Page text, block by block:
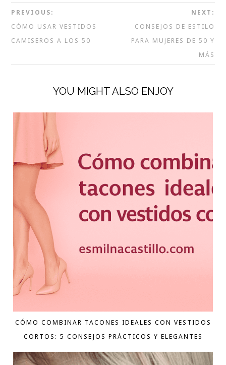
PREVIOUS:
CÓMO USAR VESTIDOS
CAMISEROS A LOS 50
NEXT:
CONSEJOS DE ESTILO
PARA MUJERES DE 50 Y
MÁS
YOU MIGHT ALSO ENJOY
CÓMO COMBINAR TACONES IDEALES CON VESTIDOS
CORTOS: 5 CONSEJOS PRÁCTICOS Y ELEGANTES